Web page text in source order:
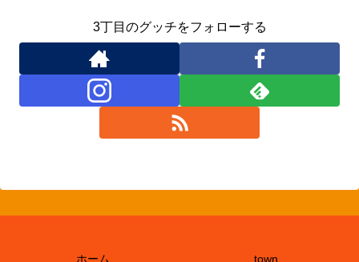
3丁目のグッチをフォローする
ホーム town